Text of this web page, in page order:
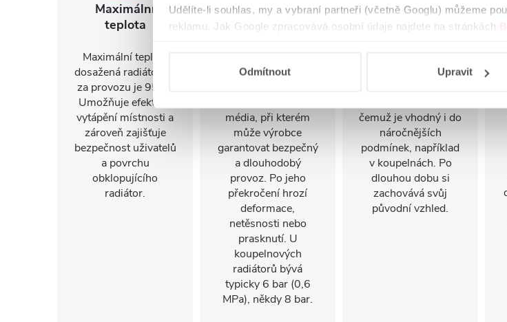
Udělíte-li souhlas, my a vybraní partneři (včetně Googlu) můžeme
reklamu. Jak Google zpracovává osobní údaje najdete na stránkách
Odmítnout Upravit
Maximální
teplota
Maximální teplota
dosažená radiátorem
za provozu je 95°C.
Umožňuje efektivní
vytápění místnosti a
zároveň zajišťuje
bezpečnost uživatelů
a povrchu
obklopujícího
radiátor.
Maximální
pracovní tlak
tlak je 15 barů.
média, při kterém
může výrobce
garantovat bezpečný
a dlouhodobý
provoz. Po jeho
překročení hrozí
deformace,
netěsnosti nebo
prasknutí. U
koupelnových
radiátorů bývá
typicky 6 bar (0,6
MPa), někdy 8 bar.
Odolnost proti
korozi
materiálu se
čemuž je vhodný i do
náročnějších
podmínek, například
v koupelnách. Po
dlouhou dobu si
zachovává svůj
původní vzhled.